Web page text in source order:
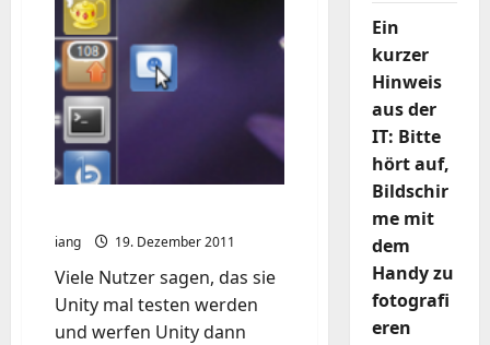
iang 19. Dezember 2011
Viele Nutzer sagen, das sie
Unity mal testen werden
und werfen Unity dann
Ein
kurzer
Hinweis
aus der
IT: Bitte
hört auf,
Bildschir
me mit
dem
Handy zu
fotografi
eren